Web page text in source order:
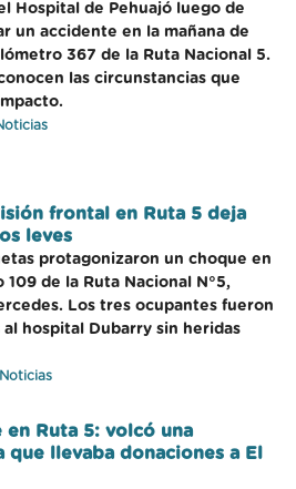
Hospital de Pehuajó luego de
un accidente en la mañana de
367 de la Ruta Nacional 5.
las circunstancias que
frontal en Ruta 5 deja
leves
protagonizaron un choque en
de la Ruta Nacional N°5,
Los tres ocupantes fueron
al hospital Dubarry sin heridas
Noticias
en Ruta 5: volcó una
que llevaba donaciones a El